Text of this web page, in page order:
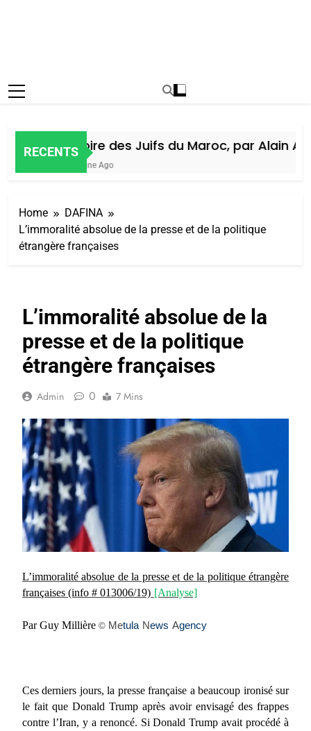
RECENTS
Histoire des Juifs du Maroc, par Alain
1 Semaine Ago
Home
DAFINA
L’immoralité absolue de la presse et de la politique
étrangère françaises
L’immoralité absolue de la
presse et de la politique
étrangère françaises
Admin 0 7 Mins
L’immoralité absolue de la presse et de la politique étrangère
françaises (info # 013006/19) [Analyse]
Par Guy Millière © Metula News Agency
Ces derniers jours, la presse française a beaucoup ironisé sur
le fait que Donald Trump après avoir envisagé des frappes
contre l’Iran, y a renoncé. Si Donald Trump avait procédé à